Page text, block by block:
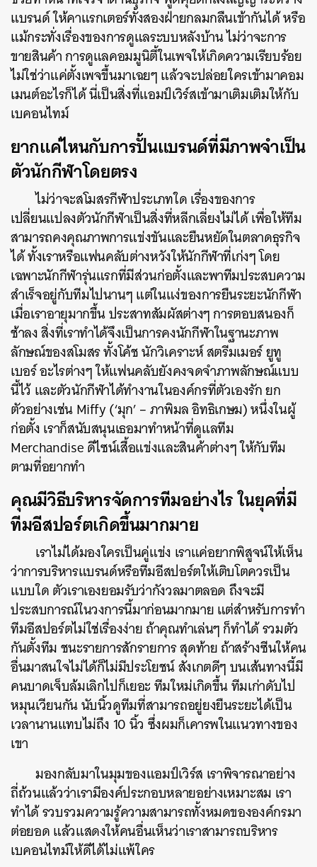
แบรนด์ ให้คาแรกเตอร์ทั้งสองฝ่ายกลมกลืนเข้ากันได้ หรือ
แม้กระทั่งเรื่องของการดูแลระบบหลังบ้าน ไม่ว่าจะการ
ขายสินค้า การดูแลคอมมูนิตี้ในเพจให้เกิดความเรียบร้อย
ไม่ใช่ว่าแค่ตั้งเพจขึ้นมาเฉยๆ แล้วจะปล่อยใครเข้ามาคอม
เมนต์อะไรก็ได้ นี่เป็นสิ่งที่แอมป์เวิร์สเข้ามาเติมเติมให้กับ
เบคอนไทม์
ยากแค่ไหนกับการปั้นแบรนด์ที่มีภาพจำเป็น
ตัวนักกีฬาโดยตรง
ไม่ว่าจะสโมสรกีฬาประเภทใด เรื่องของการ
เปลี่ยนแปลงตัวนักกีฬาเป็นสิ่งที่หลีกเลี่ยงไม่ได้ เพื่อให้ทีม
สามารถคงคุณภาพการแข่งขันและยืนหยัดในตลาดธุรกิจ
ได้ ทั้งเราหรือแฟนคลับต่างหวังให้นักกีฬาที่เก่งๆ โดย
เฉพาะนักกีฬารุ่นแรกที่มีส่วนก่อตั้งและพาทีมประสบความ
สำเร็จอยู่กับทีมไปนานๆ แต่ในแง่ของการยืนระยะนักกีฬา
เมื่อเราอายุมากขึ้น ประสาทสัมผัสต่างๆ การตอบสนองก็
ช้าลง สิ่งที่เราทำได้จึงเป็นการคงนักกีฬาในฐานะภาพ
ลักษณ์ของสโมสร ทั้งโค้ช นักวิเคราะห์ สตรีมเมอร์ ยูทู
เบอร์ อะไรต่างๆ ให้แฟนคลับยังคงจดจำภาพลักษณ์แบบ
นี้ไว้ และตัวนักกีฬาได้ทำงานในองค์กรที่ตัวเองรัก ยก
ตัวอย่างเช่น Miffy (‘มุก’ – ภาพิมล อิทธิเกษม) หนึ่งในผู้
ก่อตั้ง เราก็สนับสนุนเธอมาทำหน้าที่ดูแลทีม
Merchandise ดีไซน์เสื้อแข่งและสินค้าต่างๆ ให้กับทีม
ตามที่อยากทำ
คุณมีวิธีบริหารจัดการทีมอย่างไร ในยุคที่มี
ทีมอีสปอร์ตเกิดขึ้นมากมาย
เราไม่ได้มองใครเป็นคู่แข่ง เราแค่อยากพิสูจน์ให้เห็น
ว่าการบริหารแบรนด์หรือทีมอีสปอร์ตให้เติบโตควรเป็น
แบบใด ตัวเราเองยอมรับว่ากังวลมาตลอด ถึงจะมี
ประสบการณ์ในวงการนี้มาก่อนมากมาย แต่สำหรับการทำ
ทีมอีสปอร์ตไม่ใช่เรื่องง่าย ถ้าคุณทำเล่นๆ ก็ทำได้ รวมตัว
กันตั้งทีม ชนะรายการสักรายการ สุดท้าย ถ้าสร้างซีนให้คน
อื่นมาสนใจไม่ได้ก็ไม่มีประโยชน์ สังเกตดีๆ บนเส้นทางนี้มี
คนบาดเจ็บล้มเลิกไปก็เยอะ ทีมใหม่เกิดขึ้น ทีมเก่าดับไป
หมุนเวียนกัน นับนิ้วดูทีมที่สามารถอยู่ยงยืนระยะได้เป็น
เวลานานแทบไม่ถึง 10 นิ้ว ซึ่งผมก็เคารพในแนวทางของ
เขา
มองกลับมาในมุมของแอมป์เวิร์ส เราพิจารณาอย่าง
ถี่ถ้วนแล้วว่าเรามีองค์ประกอบหลายอย่างเหมาะสม เรา
ทำได้ รวบรวมความรู้ความสามารถทั้งหมดขององค์กรมา
ต่อยอด แล้วแสดงให้คนอื่นเห็นว่าเราสามารถบริหาร
เบคอนไทม์ให้ดีได้ไม่แพ้ใคร